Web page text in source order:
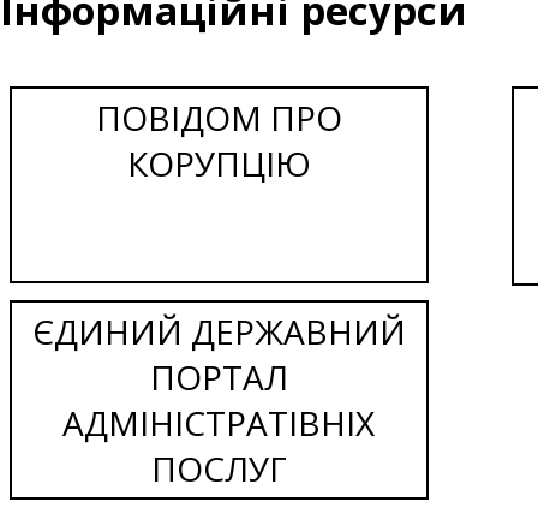
ПОВІДОМ ПРО
КОРУПЦІЮ
ЄДИНИЙ ДЕРЖАВНИЙ
ПОРТАЛ
АДМІНІСТРАТІВНІХ
ПОСЛУГ